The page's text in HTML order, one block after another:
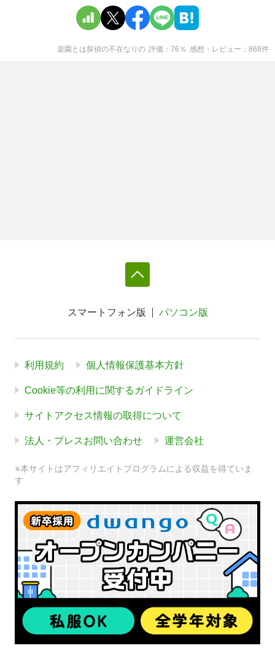
楽園とは探偵の不在なり の 評価 76 ％ 感想・レビュー 868件
スマートフォン版 パソコン版
利用規約 個人情報保護基本方針
Cookie等の利用に関するガイドライン
サイトアクセス情報の取得について
法人・プレスお問い合わせ 運営会社
※本サイトはアフィリエイトプログラムによる収益を得ていま
す